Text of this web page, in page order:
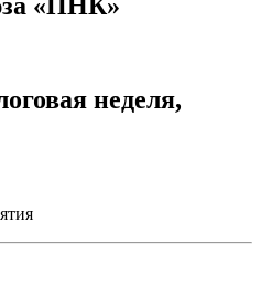
неделя,